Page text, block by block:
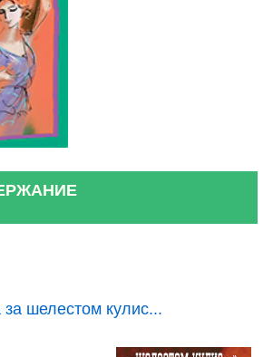
за шелестом кулис...